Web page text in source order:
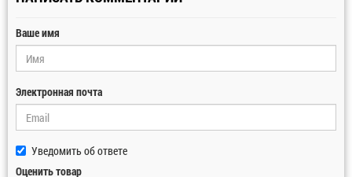
Ваше имя
Электронная почта
Уведомить об ответе
Оценить товар